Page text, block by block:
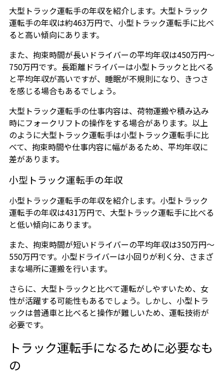
大型トラック運転手の年収を紹介します。大型トラック
運転手の年収は約463万円で、小型トラック運転手に比べ
ると高い傾向にあります。
また、拘束時間が長いドライバーの平均年収は450万円〜
750万円です。長距離ドライバーは小型トラックと比べる
と平均年収が高いですが、睡眠が不規則になり、きつさ
を感じる場合もあるでしょう。
大型トラック運転手の仕事内容は、荷物運搬や積み込み
時にフォークリフトの操作をする場合があります。以上
のように大型トラック運転手は小型トラック運転手に比
べて、拘束時間や仕事内容に幅があるため、平均年収に
差があります。
小型トラック運転手の年収
小型トラック運転手の年収を紹介します。小型トラック
運転手の年収は431万円で、大型トラック運転手に比べる
と低い傾向にあります。
また、拘束時間が短いドライバーの平均年収は350万円〜
550万円です。小型ドライバーは小回りが利く分、さまざ
まな場所に運搬を行います。
さらに、大型トラックと比べて運転がしやすいため、女
性が活躍する可能性もあるでしょう。しかし、小型トラ
ックは普通車と比べると操作が難しいため、運転技術が
必要です。
トラック運転手になるために必要なも
の